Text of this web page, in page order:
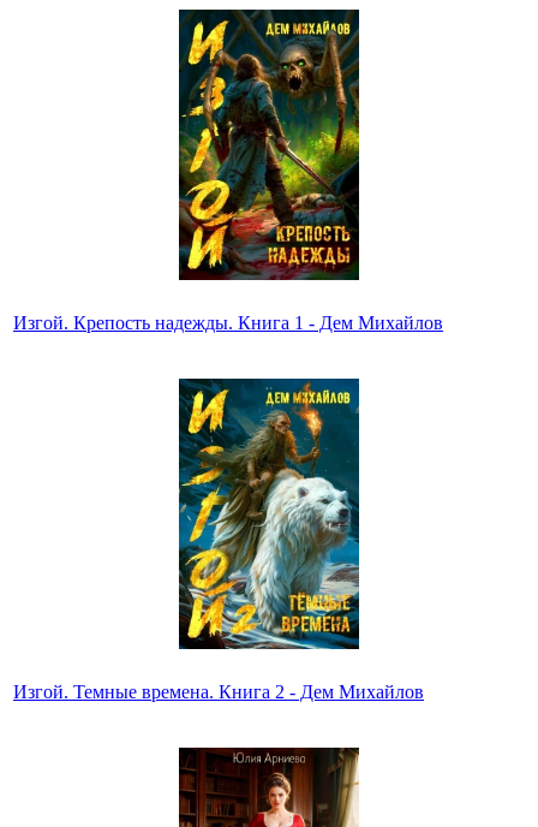
Изгой. Крепость надежды. Книга 1 - Дем Михайлов
Изгой. Темные времена. Книга 2 - Дем Михайлов